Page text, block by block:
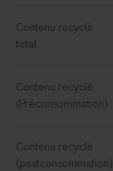
Contenu recyclé
total
Contenu recyclé
(Préconsommation)
Contenu recyclé
(postconsommation)